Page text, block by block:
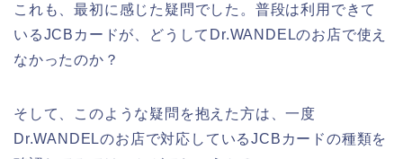
これも、最初に感じた疑問でした。普段は利用できて
いるJCBカードが、どうしてDr.WANDELのお店で使え
なかったのか？
そして、このような疑問を抱えた方は、一度
Dr.WANDELのお店で対応しているJCBカードの種類を